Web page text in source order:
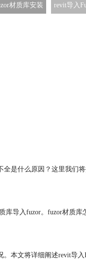
材质库安装 revit导入
是什么原因？这里我们
导入fuzor。fuzor材质
本文将详细阐述revit导